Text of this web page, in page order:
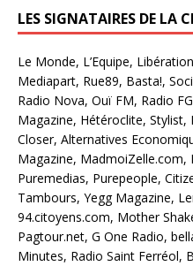
LES SIGNATAIRES DE LA
Le Monde, L’Equipe,
Mediapart, Rue89, Basta!,
Radio Nova, Ouï FM, Radio
Magazine, Hétéroclite, Stylist,
Closer, Alternatives
Magazine, MadmoiZelle.com,
Puremedias, Purepeople,
Tambours, Yegg Magazine,
94.citoyens.com, Mother
Pagtour.net, G One Radio,
Minutes, Radio Saint Ferréol,